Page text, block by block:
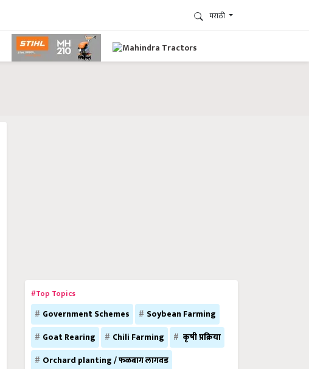
मराठी
#Top Topics
Government Schemes
Soybean Farming
Goat Rearing
Chili Farming
कृषी प्रक्रिया
Orchard planting / फळबाग लागवड